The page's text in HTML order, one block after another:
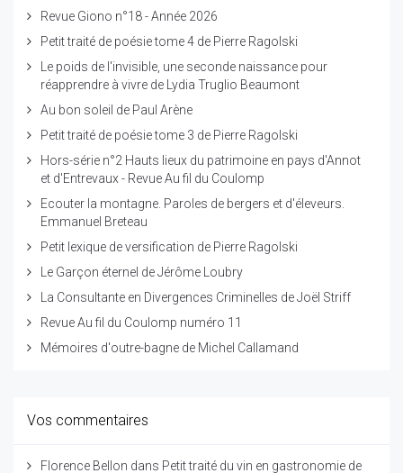
Revue Giono n°18 - Année 2026
Petit traité de poésie tome 4 de Pierre Ragolski
Le poids de l'invisible, une seconde naissance pour
réapprendre à vivre de Lydia Truglio Beaumont
Au bon soleil de Paul Arène
Petit traité de poésie tome 3 de Pierre Ragolski
Hors-série n°2 Hauts lieux du patrimoine en pays d'Annot
et d'Entrevaux - Revue Au fil du Coulomp
Ecouter la montagne. Paroles de bergers et d'éleveurs.
Emmanuel Breteau
Petit lexique de versification de Pierre Ragolski
Le Garçon éternel de Jérôme Loubry
La Consultante en Divergences Criminelles de Joël Striff
Revue Au fil du Coulomp numéro 11
Mémoires d'outre-bagne de Michel Callamand
Vos commentaires
Florence Bellon dans Petit traité du vin en gastronomie de